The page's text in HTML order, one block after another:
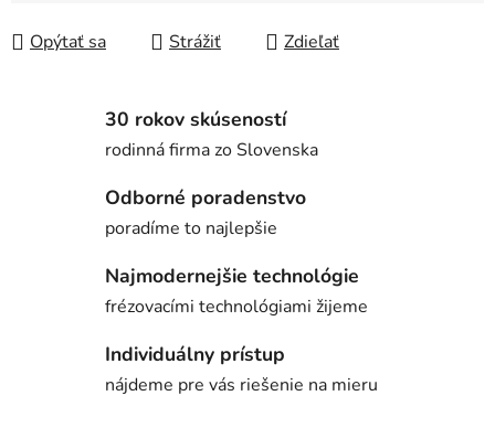
Opýtať sa Strážiť Zdieľať
30 rokov skúseností
rodinná firma zo Slovenska
Odborné poradenstvo
poradíme to najlepšie
Najmodernejšie technológie
frézovacími technológiami žijeme
Individuálny prístup
nájdeme pre vás riešenie na mieru